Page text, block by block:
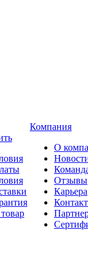
Компания
О
Отзывы
Карьера